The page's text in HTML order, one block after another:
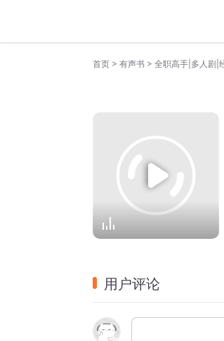
首页 > 有声书 > 全职高手|多人剧|
用户评论